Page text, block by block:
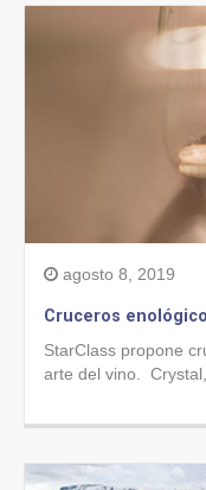
agosto 8, 2019
Cruceros
StarClass propone
arte del vino. Crystal,